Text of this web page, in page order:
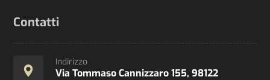
Contatti
Indirizzo
Via Tommaso Cannizzaro 155, 98122